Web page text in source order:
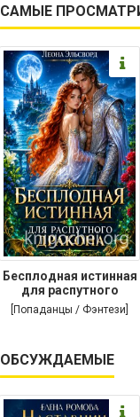
САМЫЕ
Бесплодная истинная
для распутного
дракона
[Попаданцы / Фэнтези]
ОБСУЖДАЕМЫЕ